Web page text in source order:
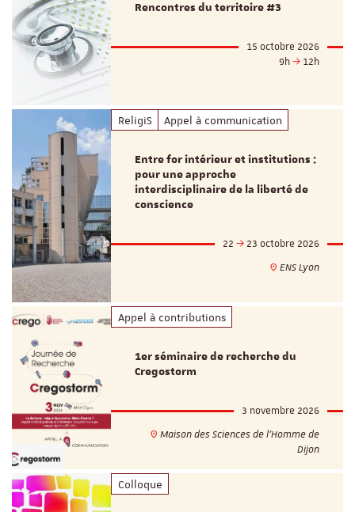
Rencontres du territoire #3
15 octobre 2026
9h
12h
ReligiS Appel à communication
Entre for intérieur et institutions :
pour une approche
interdisciplinaire de la liberté de
conscience
22
23 octobre 2026
ENS Lyon
Appel à contributions
1er séminaire de recherche du
Cregostorm
3 novembre 2026
Maison des Sciences de l'Homme de
Dijon
Colloque